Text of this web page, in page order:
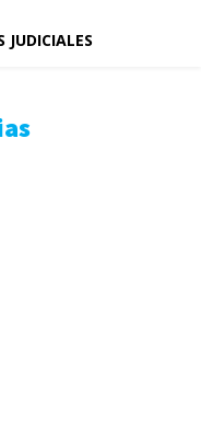
JUDICIALES